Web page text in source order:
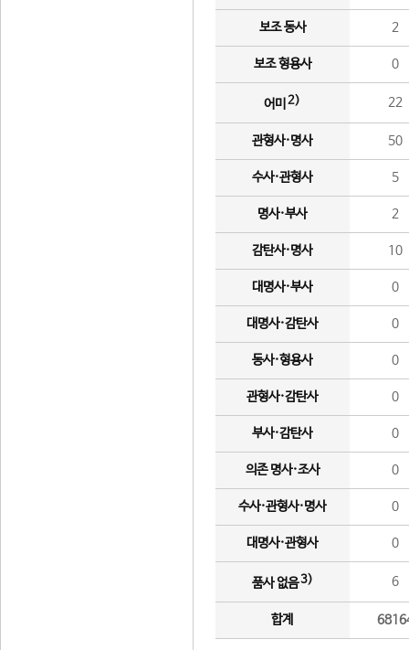
보조 동사 2
보조 형용사 0
어미 2) 22
관형사·명사 50
수사·관형사 5
명사·부사 2
감탄사·명사 10
대명사·부사 0
대명사·감탄사 0
동사·형용사 0
관형사·감탄사 0
부사·감탄사 0
의존 명사·조사 0
수사·관형사·명사 0
대명사·관형사 0
품사 없음3) 6
합계